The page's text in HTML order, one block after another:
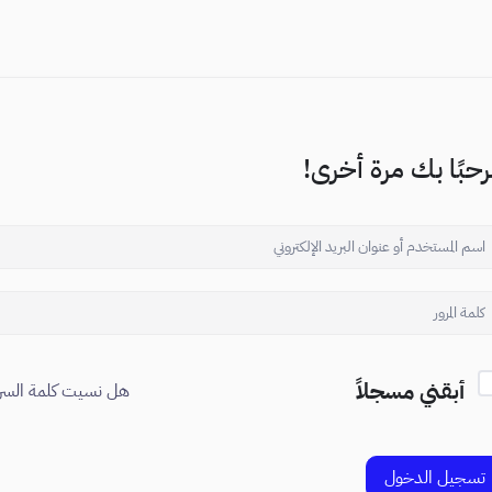
بك مرة أخرى!
أبقني مسجلاً هل نسيت كلمة
تسجيل الدخول